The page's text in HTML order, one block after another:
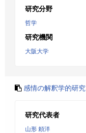
研究分野
哲学
研究機関
大阪大学
感情の解釈学的研究
研究代表者
山形 頼洋